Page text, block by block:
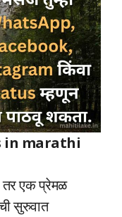
in marathi
तर एक प्रेमळ
सुरुवात